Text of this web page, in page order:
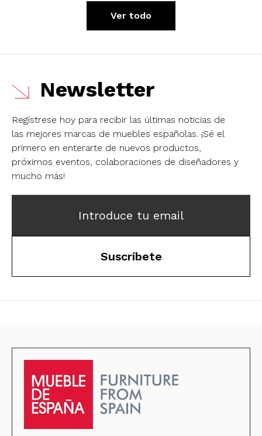
Ver todo
Newsletter
Regístrese hoy para recibir las últimas noticias de
las mejores marcas de muebles españolas. ¡Sé el
primero en enterarte de nuevos productos,
próximos eventos, colaboraciones de diseñadores y
mucho más!
Introduce tu email
Suscríbete